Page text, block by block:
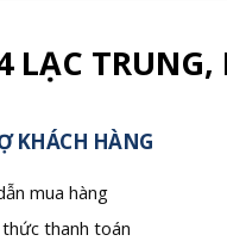
LẠC
KHÁCH HÀNG
mua hàng
thanh toán